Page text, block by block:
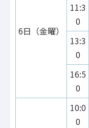
6日（金曜）
11:3
0
13:3
0
16:5
0
10:0
0